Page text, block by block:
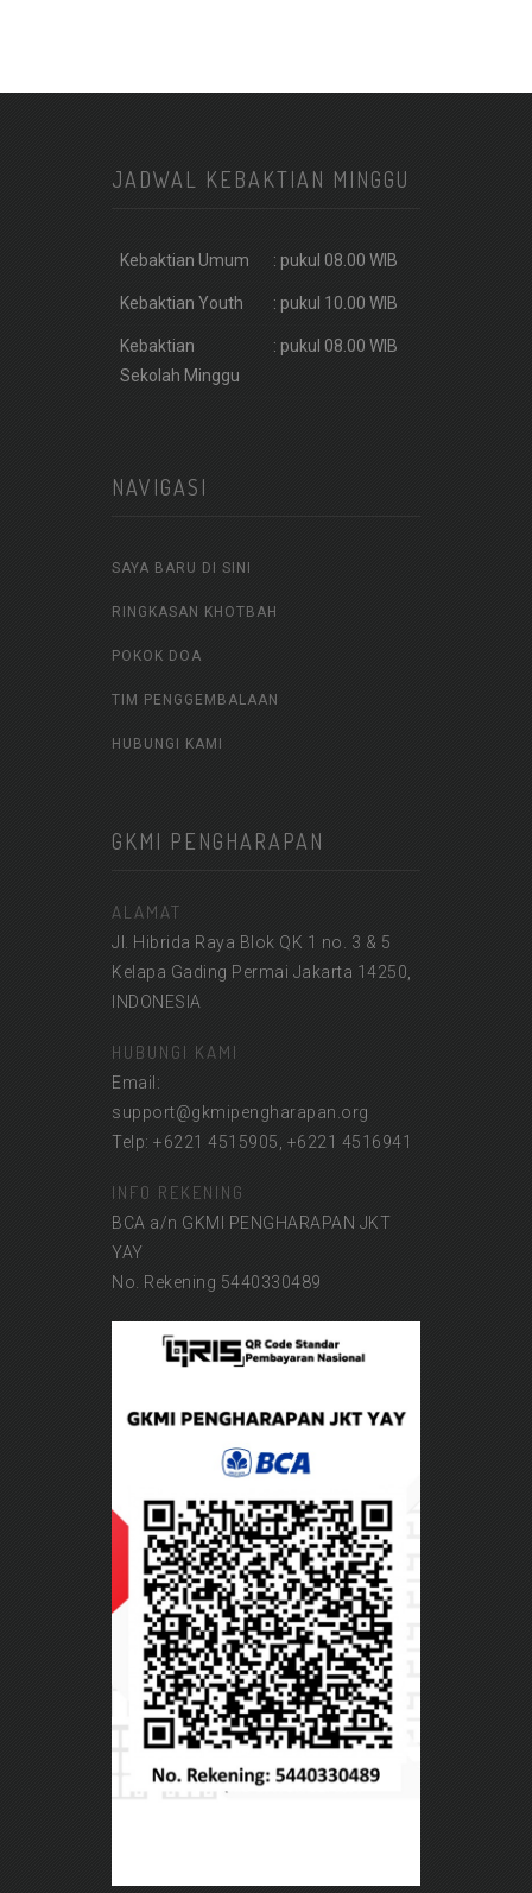
JADWAL KEBAKTIAN MINGGU
Kebaktian Umum : pukul 08.00 WIB
Kebaktian Youth : pukul 10.00 WIB
Kebaktian
Sekolah Minggu
: pukul 08.00 WIB
NAVIGASI
SAYA BARU DI SINI
RINGKASAN KHOTBAH
POKOK DOA
TIM PENGGEMBALAAN
HUBUNGI KAMI
GKMI PENGHARAPAN
ALAMAT
Jl. Hibrida Raya Blok QK 1 no. 3 & 5
Kelapa Gading Permai Jakarta 14250,
INDONESIA
HUBUNGI KAMI
Email:
support@gkmipengharapan.org
Telp: +6221 4515905, +6221 4516941
INFO REKENING
BCA a/n GKMI PENGHARAPAN JKT
YAY
No. Rekening 5440330489